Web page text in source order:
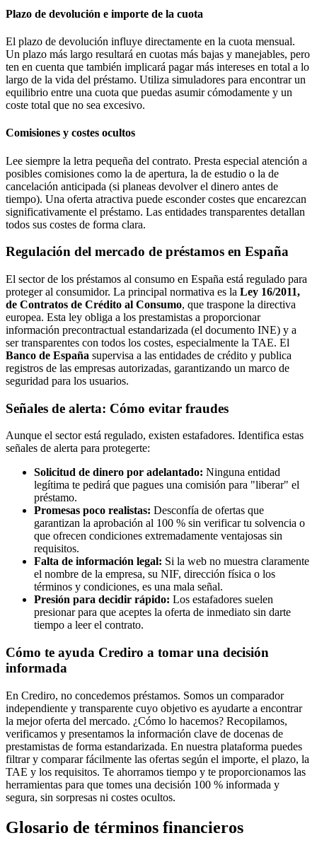
Plazo de devolución e importe de la cuota
El plazo de devolución influye directamente en la cuota mensual.
Un plazo más largo resultará en cuotas más bajas y manejables, pero
ten en cuenta que también implicará pagar más intereses en total a lo
largo de la vida del préstamo. Utiliza simuladores para encontrar un
equilibrio entre una cuota que puedas asumir cómodamente y un
coste total que no sea excesivo.
Comisiones y costes ocultos
Lee siempre la letra pequeña del contrato. Presta especial atención a
posibles comisiones como la de apertura, la de estudio o la de
cancelación anticipada (si planeas devolver el dinero antes de
tiempo). Una oferta atractiva puede esconder costes que encarezcan
significativamente el préstamo. Las entidades transparentes detallan
todos sus costes de forma clara.
Regulación del mercado de préstamos en España
El sector de los préstamos al consumo en España está regulado para
proteger al consumidor. La principal normativa es la Ley 16/2011,
de Contratos de Crédito al Consumo, que traspone la directiva
europea. Esta ley obliga a los prestamistas a proporcionar
información precontractual estandarizada (el documento INE) y a
ser transparentes con todos los costes, especialmente la TAE. El
Banco de España supervisa a las entidades de crédito y publica
registros de las empresas autorizadas, garantizando un marco de
seguridad para los usuarios.
Señales de alerta: Cómo evitar fraudes
Aunque el sector está regulado, existen estafadores. Identifica estas
señales de alerta para protegerte:
Solicitud de dinero por adelantado: Ninguna entidad
legítima te pedirá que pagues una comisión para "liberar" el
préstamo.
Promesas poco realistas: Desconfía de ofertas que
garantizan la aprobación al 100 % sin verificar tu solvencia o
que ofrecen condiciones extremadamente ventajosas sin
requisitos.
Falta de información legal: Si la web no muestra claramente
el nombre de la empresa, su NIF, dirección física o los
términos y condiciones, es una mala señal.
Presión para decidir rápido: Los estafadores suelen
presionar para que aceptes la oferta de inmediato sin darte
tiempo a leer el contrato.
Cómo te ayuda Crediro a tomar una decisión
informada
En Crediro, no concedemos préstamos. Somos un comparador
independiente y transparente cuyo objetivo es ayudarte a encontrar
la mejor oferta del mercado. ¿Cómo lo hacemos? Recopilamos,
verificamos y presentamos la información clave de docenas de
prestamistas de forma estandarizada. En nuestra plataforma puedes
filtrar y comparar fácilmente las ofertas según el importe, el plazo, la
TAE y los requisitos. Te ahorramos tiempo y te proporcionamos las
herramientas para que tomes una decisión 100 % informada y
segura, sin sorpresas ni costes ocultos.
Glosario de términos financieros